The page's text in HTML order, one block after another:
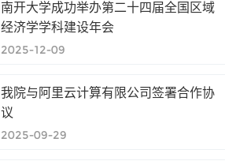
南开大学成功举办第二十四届全国区域
经济学学科建设年会
2025-12-09
我院与阿里云计算有限公司签署合作协
议
2025-09-29